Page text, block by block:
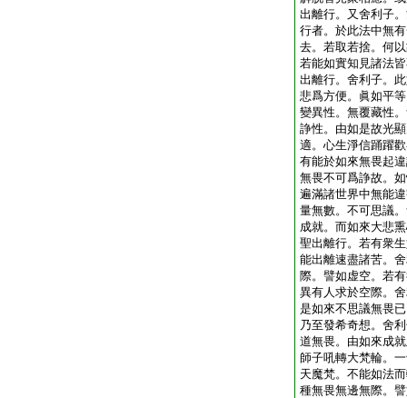
出離行。又舍利子
行者。於此法中無
去。若取若捨。何
若能如實知見諸法
出離行。舍利子。
悲爲方便。眞如平
變異性。無覆藏性
諍性。由如是故光
適。心生淨信踊躍
有能於如來無畏起
無畏不可爲諍故。
遍滿諸世界中無能
量無數。不可思議
成就。而如來大悲
聖出離行。若有衆
能出離速盡諸苦。
際。譬如虚空。若
異有人求於空際。
是如來不思議無畏
乃至發希奇想。舍
道無畏。由如來成
師子吼轉大梵輪。
天魔梵。不能如法
種無畏無邊無際。